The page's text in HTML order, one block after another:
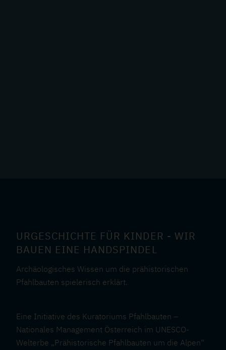
URGESCHICHTE FÜR KINDER - WIR
BAUEN EINE HANDSPINDEL
Archäologisches Wissen um die prähistorischen
Pfahlbauten spielerisch erklärt.
Eine Initiative des Kuratoriums Pfahlbauten –
Nationales Management Österreich im UNESCO-
Welterbe „Prähistorische Pfahlbauten um die Alpen“